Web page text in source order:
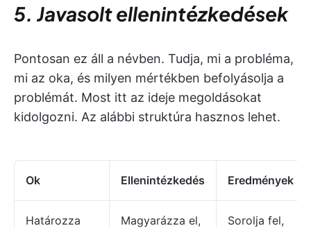
5. Javasolt ellenintézkedések
Pontosan ez áll a névben. Tudja, mi a probléma,
mi az oka, és milyen mértékben befolyásolja a
problémát. Most itt az ideje megoldásokat
kidolgozni. Az alábbi struktúra hasznos lehet.
Ok Ellenintézkedés Eredmények
Határozza
Magyarázza el,
Sorolja fel,